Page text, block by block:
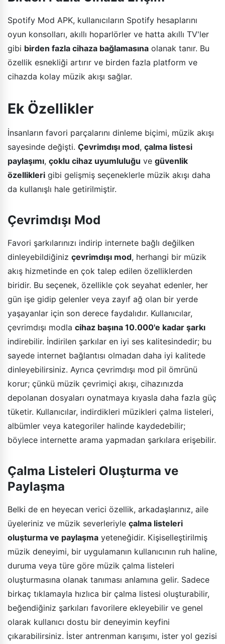
Spotify Mod APK, kullanıcıların Spotify hesaplarını
oyun konsolları, akıllı hoparlörler ve hatta akıllı TV'ler
gibi birden fazla cihaza bağlamasına olanak tanır. Bu
özellik esnekliği artırır ve birden fazla platform ve
cihazda kolay müzik akışı sağlar.
Ek Özellikler
İnsanların favori parçalarını dinleme biçimi, müzik akışı
sayesinde değişti. Çevrimdışı mod, çalma listesi
paylaşımı, çoklu cihaz uyumluluğu ve güvenlik
özellikleri gibi gelişmiş seçeneklerle müzik akışı daha
da kullanışlı hale getirilmiştir.
Çevrimdışı Mod
Favori şarkılarınızı indirip internete bağlı değilken
dinleyebildiğiniz çevrimdışı mod, herhangi bir müzik
akış hizmetinde en çok talep edilen özelliklerden
biridir. Bu seçenek, özellikle çok seyahat edenler, her
gün işe gidip gelenler veya zayıf ağ olan bir yerde
yaşayanlar için son derece faydalıdır. Kullanıcılar,
çevrimdışı modla cihaz başına 10.000'e kadar şarkı
indirebilir. İndirilen şarkılar en iyi ses kalitesindedir; bu
sayede internet bağlantısı olmadan daha iyi kalitede
dinleyebilirsiniz. Ayrıca çevrimdışı mod pil ömrünü
korur; çünkü müzik çevrimiçi akışı, cihazınızda
depolanan dosyaları oynatmaya kıyasla daha fazla güç
tüketir. Kullanıcılar, indirdikleri müzikleri çalma listeleri,
albümler veya kategoriler halinde kaydedebilir;
böylece internette arama yapmadan şarkılara erişebilir.
Çalma Listeleri Oluşturma ve
Paylaşma
Belki de en heyecan verici özellik, arkadaşlarınız, aile
üyeleriniz ve müzik severleriyle çalma listeleri
oluşturma ve paylaşma yeteneğidir. Kişiselleştirilmiş
müzik deneyimi, bir uygulamanın kullanıcının ruh haline,
duruma veya türe göre müzik çalma listeleri
oluşturmasına olanak tanıması anlamına gelir. Sadece
birkaç tıklamayla hızlıca bir çalma listesi oluşturabilir,
beğendiğiniz şarkıları favorilere ekleyebilir ve genel
olarak kullanıcı dostu bir deneyimin keyfini
çıkarabilirsiniz. İster antrenman karışımı, ister yol gezisi